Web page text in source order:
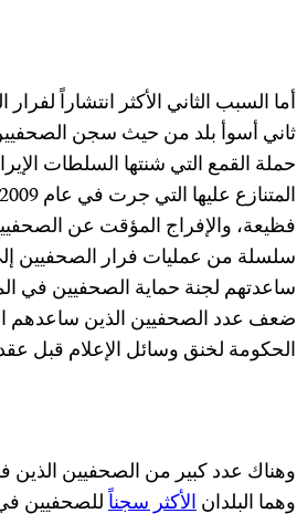
أما السبب الثاني الأكثر انتشاراً
ثاني أسوأ بلد من حيث سجن الصحفيين
حملة القمع التي شنتها السلطات
فظيعة، والإفراج المؤقت عن
سلسلة من عمليات فرار الصحفيين
ضعف عدد الصحفيين الذين ساعدهم
الحكومة لخنق وسائل الإعلام قبل
وهناك عدد كبير من الصحفيين الذين
وهما البلدانالأكثر سجناً